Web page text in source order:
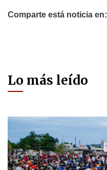
Comparte está noticia en:
Lo más leído